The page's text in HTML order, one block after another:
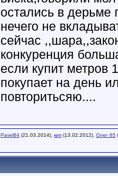
остались в дерьме
нечего не
сейчас
конкуренция
если купит метров
покупает на день
повторитьсяю....
Pavel84 (21.03.2014), кип (13.02.2012), Олег 65